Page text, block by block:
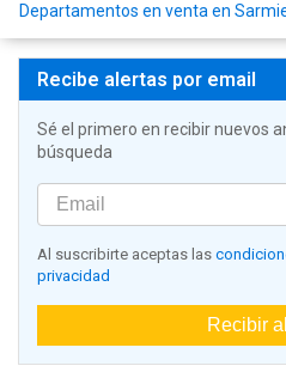
Departamentos en venta en
Recibe alertas por email
Sé el primero en recibir nuevos
búsqueda
Al suscribirte aceptas las
privacidad
Recibir